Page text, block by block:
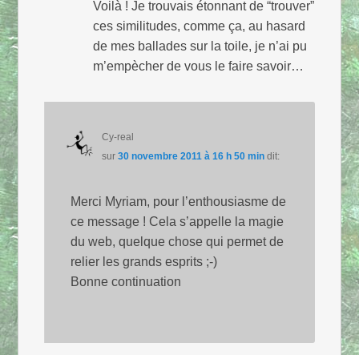
Voilà ! Je trouvais étonnant de “trouver”
ces similitudes, comme ça, au hasard
de mes ballades sur la toile, je n’ai pu
m’empècher de vous le faire savoir…
Cy-real
sur 30 novembre 2011 à 16 h 50 min dit:
Merci Myriam, pour l’enthousiasme de
ce message ! Cela s’appelle la magie
du web, quelque chose qui permet de
relier les grands esprits ;-)
Bonne continuation